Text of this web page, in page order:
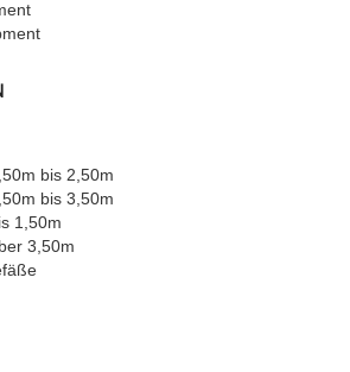
bis 2,50m
bis 3,50m
1,50m
3,50m